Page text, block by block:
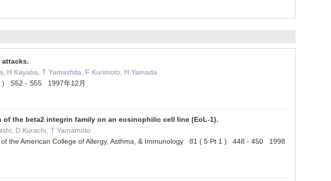
attacks.
H Kayaba, T Yamashita, F Kurimoto, H Yamada
) S52 - S55 1997年12月
the beta2 integrin family on an eosinophilic cell line (EoL-1).
D Kurachi, T Yamamoto
the American College of Allergy, Asthma, & Immunology 81 ( 5 Pt 1 ) 448 - 450 1998